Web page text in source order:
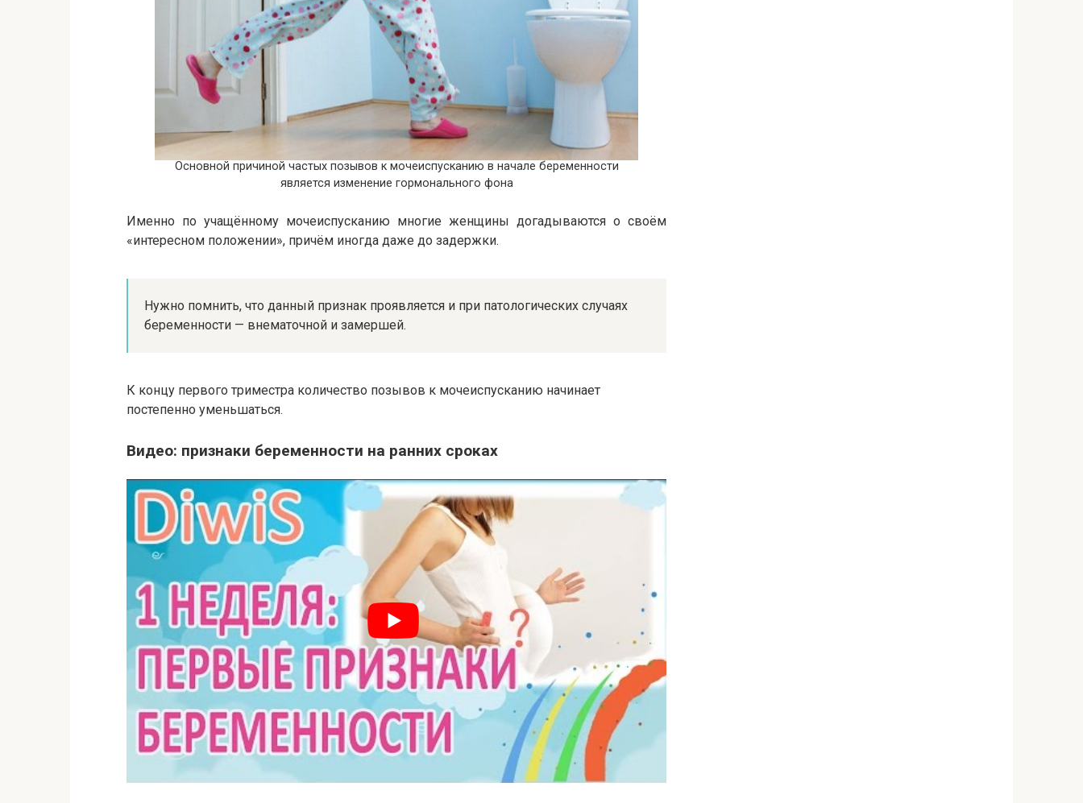
Основной причиной частых позывов к мочеиспусканию в начале беременности
является изменение гормонального фона
Именно по учащённому мочеиспусканию многие женщины догадываются о своём
«интересном положении», причём иногда даже до задержки.
Нужно помнить, что данный признак проявляется и при патологических случаях
беременности — внематочной и замершей.
К концу первого триместра количество позывов к мочеиспусканию начинает
постепенно уменьшаться.
Видео: признаки беременности на ранних сроках